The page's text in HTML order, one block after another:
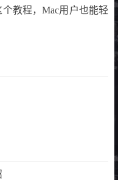
教程，Mac用户也能轻